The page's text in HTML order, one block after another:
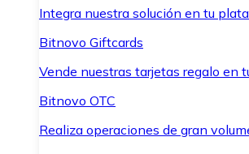
Integra nuestra solución en tu
Bitnovo Giftcards
Vende nuestras tarjetas regalo en
Bitnovo OTC
Realiza operaciones de gran